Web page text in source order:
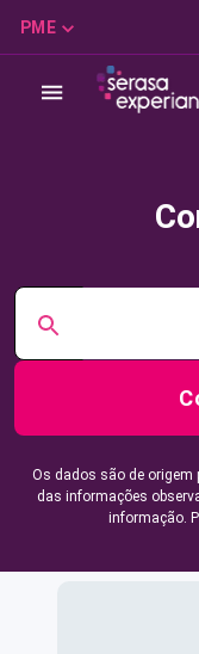
PME
Os dados são de origem
das informações
informação.